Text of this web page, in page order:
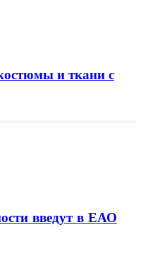
и ткани с
введут в ЕАО